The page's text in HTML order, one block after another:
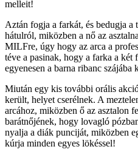
melleit!
Aztán fogja a farkát, és bedugja
hátulról, miközben a nő az
MILFre, úgy hogy az arca a
téve a pasinak, hogy a farka a két
egyenesen a barna ribanc szájába
Miután egy kis további orális
került, helyet cserélnek. A
arcához, miközben ő az asztalon
barátnőjének, hogy lovagló
nyalja a diák punciját, miközben
kúrja minden egyes lökéssel!